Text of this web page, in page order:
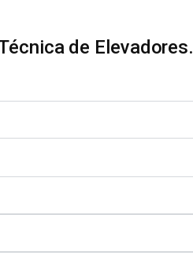
de Elevadores.